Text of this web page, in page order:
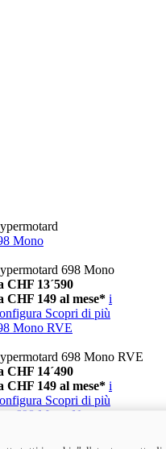
Mono
698 Mono
CHF 13´590
CHF 149 al mese* i
Scopri di più
Mono RVE
698 Mono RVE
CHF 14´490
CHF 149 al mese* i
Scopri di più
698 Mono Nera
698 Mono Nera